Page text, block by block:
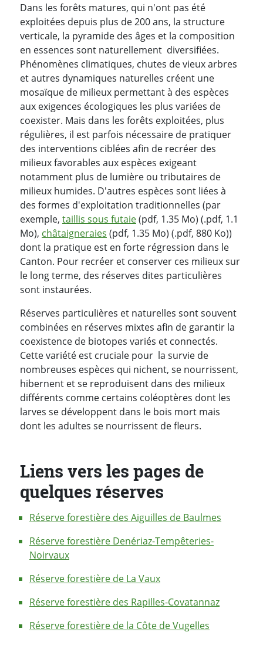
Dans les forêts matures, qui n'ont pas été
exploitées depuis plus de 200 ans, la structure
verticale, la pyramide des âges et la composition
en essences sont naturellement diversifiées.
Phénomènes climatiques, chutes de vieux arbres
et autres dynamiques naturelles créent une
mosaïque de milieux permettant à des espèces
aux exigences écologiques les plus variées de
coexister. Mais dans les forêts exploitées, plus
régulières, il est parfois nécessaire de pratiquer
des interventions ciblées afin de recréer des
milieux favorables aux espèces exigeant
notamment plus de lumière ou tributaires de
milieux humides. D'autres espèces sont liées à
des formes d'exploitation traditionnelles (par
exemple, taillis sous futaie(pdf, 1.35 Mo) (.pdf, 1.1
Mo), châtaigneraies (pdf, 1.35 Mo) (.pdf, 880 Ko))
dont la pratique est en forte régression dans le
Canton. Pour recréer et conserver ces milieux sur
le long terme, des réserves dites particulières
sont instaurées.
Réserves particulières et naturelles sont souvent
combinées en réserves mixtes afin de garantir la
coexistence de biotopes variés et connectés.
Cette variété est cruciale pour la survie de
nombreuses espèces qui nichent, se nourrissent,
hibernent et se reproduisent dans des milieux
différents comme certains coléoptères dont les
larves se développent dans le bois mort mais
dont les adultes se nourrissent de fleurs.
Liens vers les pages de
quelques réserves
Réserve forestière des Aiguilles de Baulmes
Réserve forestière Denériaz-Tempêteries-
Noirvaux
Réserve forestière de La Vaux
Réserve forestière des Rapilles-Covatannaz
Réserve forestière de la Côte de Vugelles